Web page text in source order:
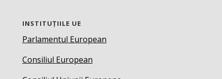
INSTITUȚIILE UE
Parlamentul European
Consiliul European